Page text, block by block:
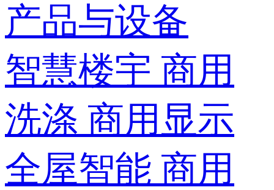
产品与设备
智慧楼宇 商用
洗涤 商用显示
全屋智能 商用